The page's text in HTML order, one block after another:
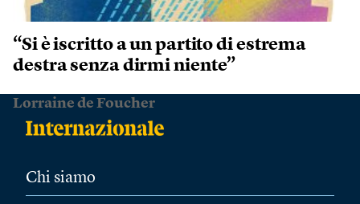
“Si è iscritto a un partito di estrema
destra senza dirmi niente”
Lorraine de Foucher
Chi siamo